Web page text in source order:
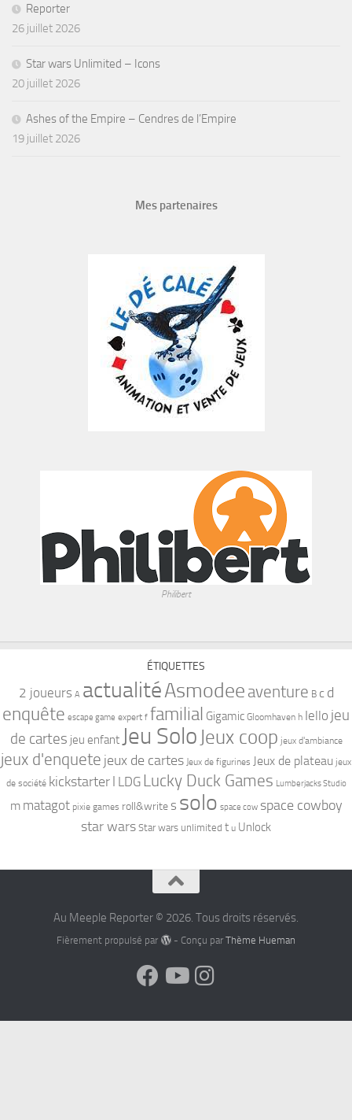
Reporter
26 juillet 2026
Star wars Unlimited – Icons
20 juillet 2026
Ashes of the Empire – Cendres de l’Empire
19 juillet 2026
Mes partenaires
Philibert
ÉTIQUETTES
2 joueurs A actualitéAsmodee aventure B c d
enquête escape game expert f familial Gigamic Gloomhaven h Iello jeu
de cartes jeu enfant Jeu Solo Jeux coop jeux d'ambiance
jeux d'enquete jeux de cartes Jeux de figurines Jeux de plateau jeux
de société kickstarter l LDG Lucky Duck Games Lumberjacks Studio
m matagot pixie games roll&write s solo space cow space cowboy
star wars Star wars unlimited t u Unlock
Au Meeple Reporter © 2026. Tous droits réservés.
Fièrement propulsé par - Conçu par Thème Hueman